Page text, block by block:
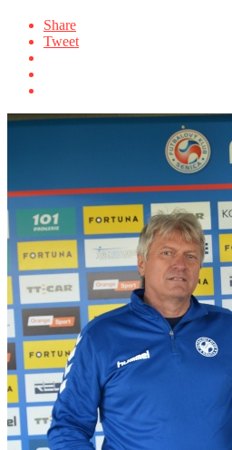
Share
Tweet